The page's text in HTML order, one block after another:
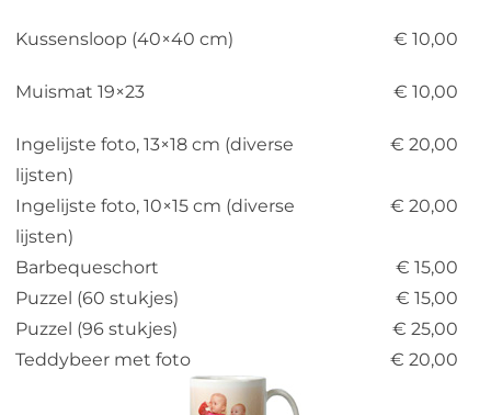
Contact
Kussensloop (40×40 cm) € 10,00
Muismat 19×23 € 10,00
Ingelijste foto, 13×18 cm (diverse
lijsten)
€ 20,00
Ingelijste foto, 10×15 cm (diverse
lijsten)
€ 20,00
Barbequeschort
€ 15,00
Puzzel (60 stukjes)
€ 15,00
Puzzel (96 stukjes)
€ 25,00
Teddybeer met foto
€ 20,00